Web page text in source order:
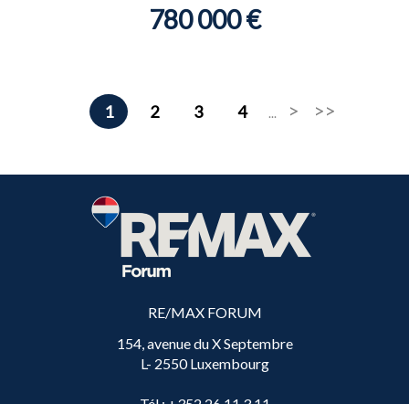
780 000 €
1 2 3 4 ...
RE/MAX FORUM
154, avenue du X Septembre
L- 2550 Luxembourg